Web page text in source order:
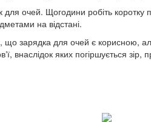
очей. Щогодини робіть коротку
на відстані.
що зарядка для очей є корисною,
внаслідок яких погіршується